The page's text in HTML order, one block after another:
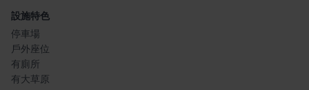
設施特色
停車場
戶外座位
有廁所
有大草原